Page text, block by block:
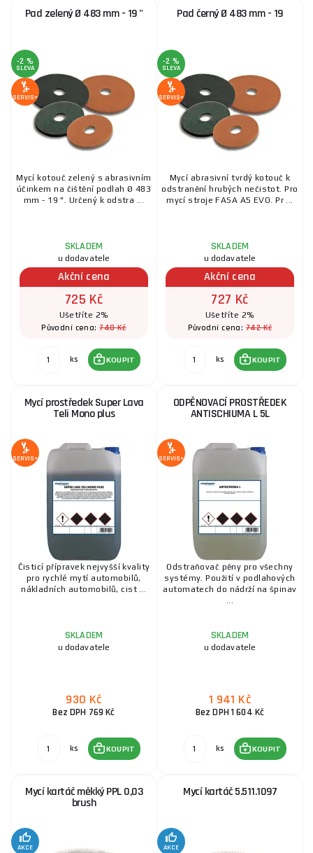
Pad zelený Ø 483 mm - 19 "
-2 %
SLEVA
SERVIS+
Mycí kotouč zelený s abrasivním
účinkem na čištění podlah Ø 483
mm - 19 ". Určený k odstra ...
SKLADEM
u dodavatele
Akční cena
725 Kč
Ušetříte 2%
Původní cena:740 Kč
ks KOUPIT
Pad černý Ø 483 mm - 19
-2 %
SLEVA
SERVIS+
Mycí abrasivní tvrdý kotouč k
odstranění hrubých nečistot. Pro
mycí stroje FASA A5 EVO. Pr ...
SKLADEM
u dodavatele
Akční cena
727 Kč
Ušetříte 2%
Původní cena:742 Kč
ks KOUPIT
Mycí prostředek Super Lava
Teli Mono plus
SERVIS+
Čisticí přípravek nejvyšší kvality
pro rychlé mytí automobilů,
nákladních automobilů, cist ...
SKLADEM
u dodavatele
930 Kč
Bez DPH 769 Kč
ks KOUPIT
ODPĚNOVACÍ PROSTŘEDEK
ANTISCHIUMA L 5L
SERVIS+
Odstraňovač pěny pro všechny
systémy. Použití v podlahových
automatech do nádrží na špinav
...
SKLADEM
u dodavatele
1 941 Kč
Bez DPH 1 604 Kč
ks KOUPIT
Mycí kartáč měkký PPL 0,03
brush
AKCE
Mycí kartáč 5.511.1097
AKCE